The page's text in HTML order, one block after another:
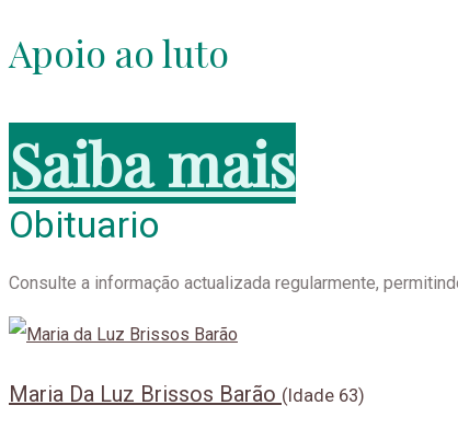
Apoio ao luto
Saiba mais
Obituario
Consulte a informação actualizada regularmente,
Maria Da Luz Brissos Barão (Idade 63)